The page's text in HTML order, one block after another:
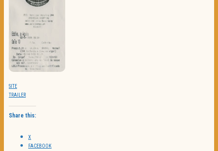
SITE
TRAILER
Share this:
X
FACEBOOK